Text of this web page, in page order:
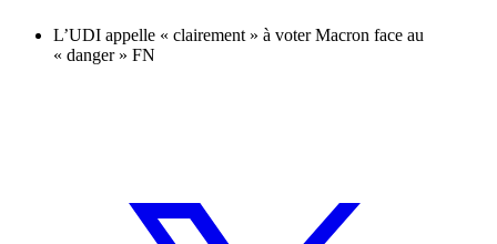
L’UDI appelle « clairement » à voter Macron face au
« danger » FN